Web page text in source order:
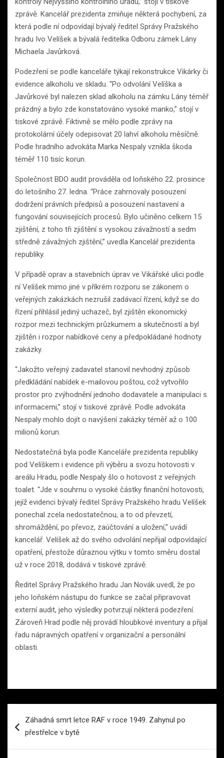
zprávě. Kancelář prezidenta zmiňuje některá pochybení, za
která podle ní odpovídají bývalý ředitel Správy Pražského
hradu Ivo Velíšek a bývalá ředitelka Odboru zámek Lány
Michaela Javůrková.
Podezření se podle kanceláře týkají rekonstrukce Vikárky či
evidence alkoholu ve skladu. “Po odvolání Velíška a
Javůrkové byl nalezen sklad alkoholu na zámku Lány téměř
prázdný a bylo zde konstatováno vysoké manko,” stojí v
tiskové zprávě. Fiktivně se mělo podle zprávy na
protokolární účely odepisovat 20 lahví alkoholu měsíčně.
Podle hradního advokáta Marka Nespaly vznikla škoda
téměř 110 tisíc korun.
Společnost BDO audit prováděla od loňského 22. prosince
do letošního 27. ledna. “Práce zahrnovaly posouzení
dodržení právních předpisů a posouzení nastavení a
fungování souvisejících procesů. Bylo učiněno celkem 15
zjištění, z toho tři zjištění s vysokou závažností a sedm
středně závažných zjištění,” uvedla Kancelář prezidenta
republiky.
V případě oprav a stavebních úprav ve Vikářské ulici podle
ní Velíšek mimo jiné v příkrém rozporu se zákonem o
veřejných zakázkách nezrušil zadávací řízení, když se do
řízení přihlásil jediný uchazeč, byl zjištěn ekonomický
rozpor mezi technickým průzkumem a skutečností a byl
zjištěn i rozpor nabídkové ceny a předpokládané hodnoty
zakázky.
“Jakožto veřejný zadavatel stanovil nevhodný způsob
předkládání nabídek e-mailovou poštou, což vytvořilo
prostor pro zvýhodnění jednoho dodavatele a manipulaci s
informacemi,” stojí v tiskové zprávě. Podle advokáta
Nespaly mohlo dojít o navýšení zakázky téměř až o 100
milionů korun.
Nedostatečná byla podle Kanceláře prezidenta republiky
pod Velíškem i evidence při výběru a svozu hotovosti v
areálu Hradu, podle Nespaly šlo o hotovost z veřejných
toalet. “Jde v souhrnu o vysoké částky finanční hotovosti,
jejíž evidenci bývalý ředitel Správy Pražského hradu Velíšek
ponechal zcela nedostatečnou, a to od převzetí,
shromáždění, po převoz, zaúčtování a uložení,” uvádí
kancelář. Velíšek až do svého odvolání nepřijal odpovídající
opatření, přestože důraznou výtku v tomto směru dostal
už v roce 2018, dodává v tiskové zprávě.
Ředitel Správy Pražského hradu Jan Novák uvedl, že po
jeho loňském nástupu do funkce se začal připravovat
externí audit, jeho výsledky potvrzují některá podezření.
Zároveň Hrad podle něj provádí hloubkové inventury a přijal
řadu nápravných opatření v organizační a personální
oblasti.
proZáhadná smrt letce RAF v roce 1949. Zahynul po
přestřelce v bytě